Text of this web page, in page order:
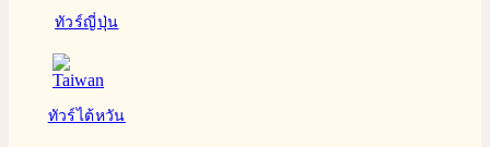
ทัวร์ญี่ปุ่น
ทัวร์ไต้หวัน